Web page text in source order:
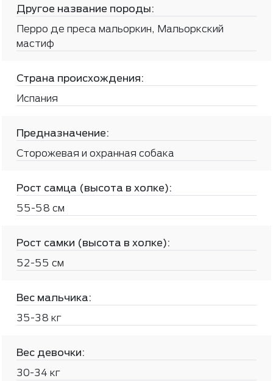
Другое название породы:
Перро де преса мальоркин, Мальоркский
мастиф
Страна происхождения:
Испания
Предназначение:
Сторожевая и охранная собака
Рост самца (высота в холке):
55-58 см
Рост самки (высота в холке):
52-55 см
Вес мальчика:
35-38 кг
Вес девочки:
30-34 кг